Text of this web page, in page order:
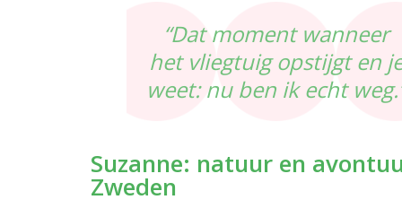
“Dat moment wanneer
het vliegtuig opstijgt en
weet: nu ben ik echt
Suzanne: natuur en
Zweden